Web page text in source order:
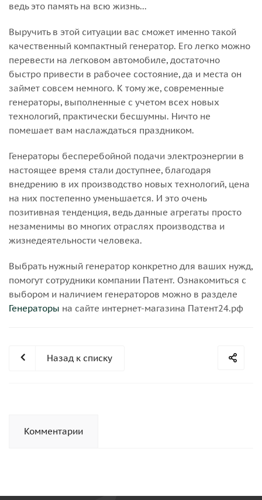
ведь это память на всю жизнь...
Выручить в этой ситуации вас сможет именно такой
качественный компактный генератор. Его легко можно
перевести на легковом автомобиле, достаточно
быстро привести в рабочее состояние, да и места он
займет совсем немного. К тому же, современные
генераторы, выполненные с учетом всех новых
технологий, практически бесшумны. Ничто не
помешает вам наслаждаться праздником.
Генераторы бесперебойной подачи электроэнергии в
настоящее время стали доступнее, благодаря
внедрению в их производство новых технологий, цена
на них постепенно уменьшается. И это очень
позитивная тенденция, ведь данные агрегаты просто
незаменимы во многих отраслях производства и
жизнедеятельности человека.
Выбрать нужный генератор конкретно для ваших нужд,
помогут сотрудники компании Патент. Ознакомиться с
выбором и наличием генераторов можно в разделе
Генераторы на сайте интернет-магазина Патент24.рф
Назад к списку
Комментарии